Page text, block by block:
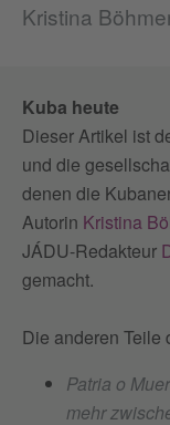
Kristina
Kuba heute
Dieser Artikel ist
und die
denen die
Autorin Kristina
JÁDU-Redakteur
gemacht.
Die anderen Teile
Patria o
mehr